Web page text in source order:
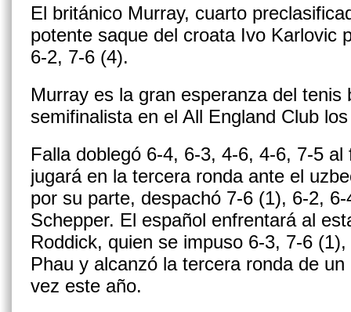
El británico Murray, cuarto
potente saque del croata Ivo Karlovic
6-2, 7-6 (4).
Murray es la gran esperanza del tenis
semifinalista en el All England Club
Falla doblegó 6-4, 6-3, 4-6, 4-6, 7-5
jugará en la tercera ronda ante el
por su parte, despachó 7-6 (1), 6-2,
Schepper. El español enfrentará al
Roddick, quien se impuso 6-3, 7-6
Phau y alcanzó la tercera ronda de
vez este año.